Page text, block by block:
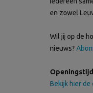
en zowel
Wil jij op de
nieuws?
Bekijk hier de